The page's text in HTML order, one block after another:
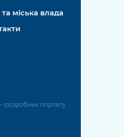
та міська влада
розробник порталу